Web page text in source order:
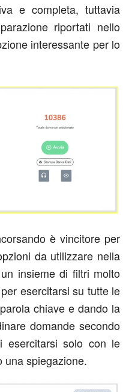
e completa, tuttavia
riportati nello
interessante per lo
è vincitore per
da utilizzare nella
insieme di filtri molto
esercitarsi su tutte le
chiave e dando la
domande secondo
solo con le
una spiegazione.